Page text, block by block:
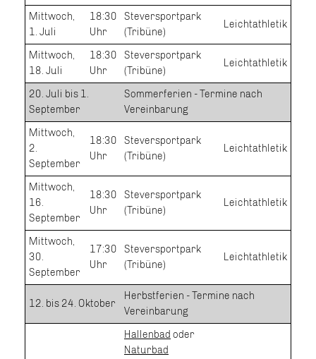
Mittwoch,
1. Juli
18:30
Uhr
Steversportpark
(Tribüne)
Leichtathletik
Mittwoch,
18. Juli
18:30
Uhr
Steversportpark
(Tribüne)
Leichtathletik
20. Juli bis 1.
September
Sommerferien - Termine nach
Vereinbarung
Mittwoch,
2.
September
18:30
Uhr
Steversportpark
(Tribüne)
Leichtathletik
Mittwoch,
16.
September
18:30
Uhr
Steversportpark
(Tribüne)
Leichtathletik
Mittwoch,
30.
September
17:30
Uhr
Steversportpark
(Tribüne)
Leichtathletik
12. bis 24. Oktober
Herbstferien - Termine nach
Vereinbarung
Hallenbad oder
Naturbad